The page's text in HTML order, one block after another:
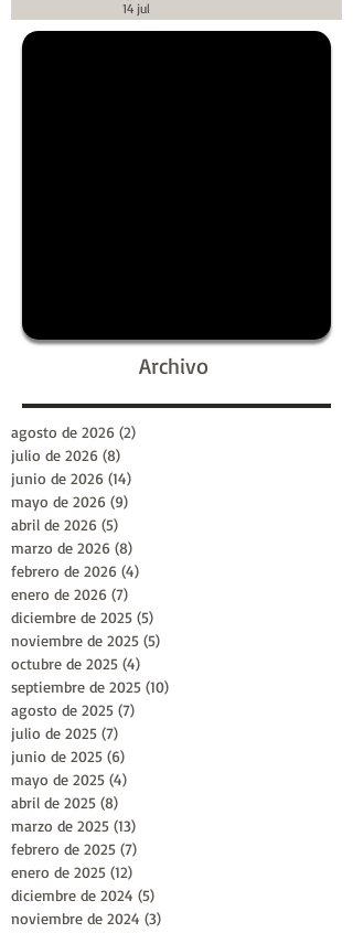
14 jul
Archivo
agosto de 2026 (2)
julio de 2026 (8)
junio de 2026 (14)
mayo de 2026 (9)
abril de 2026 (5)
marzo de 2026 (8)
febrero de 2026 (4)
enero de 2026 (7)
diciembre de 2025 (5)
noviembre de 2025 (5)
octubre de 2025 (4)
septiembre de 2025 (10)
agosto de 2025 (7)
julio de 2025 (7)
junio de 2025 (6)
mayo de 2025 (4)
abril de 2025 (8)
marzo de 2025 (13)
febrero de 2025 (7)
enero de 2025 (12)
diciembre de 2024 (5)
noviembre de 2024 (3)